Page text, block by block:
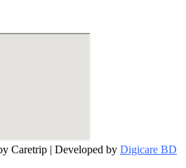
Caretrip | Developed by Digicare BD